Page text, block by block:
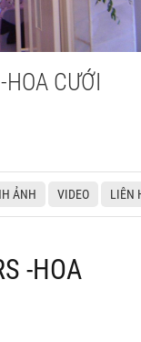
HOA CƯỚI
ẢNH VIDEO LIÊN
-HOA